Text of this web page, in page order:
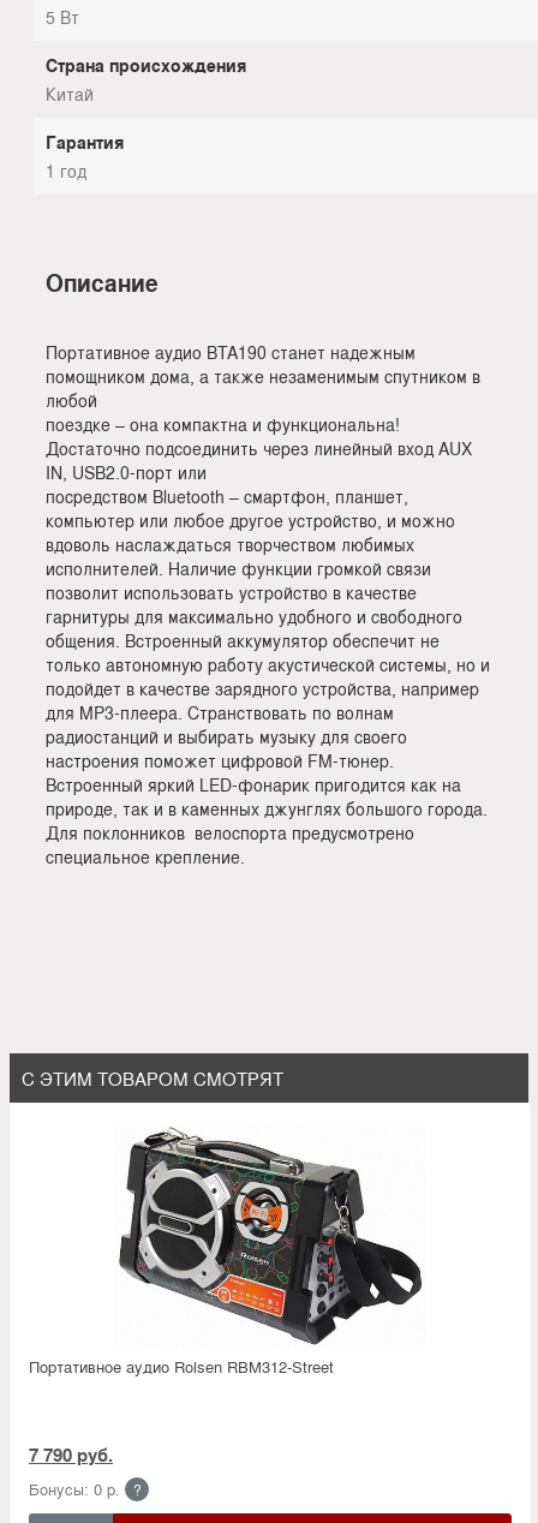
5 Вт
Страна происхождения
Китай
Гарантия
1 год
Описание
Портативное аудио BTA190 станет надежным
помощником дома, а также незаменимым спутником в
любой
поездке – она компактна и функциональна!
Достаточно подсоединить через линейный вход AUX
IN, USB2.0-порт или
посредством Bluetooth – смартфон, планшет,
компьютер или любое другое устройство, и можно
вдоволь наслаждаться творчеством любимых
исполнителей. Наличие функции громкой связи
позволит использовать устройство в качестве
гарнитуры для максимально удобного и свободного
общения. Встроенный аккумулятор обеспечит не
только автономную работу акустической системы, но и
подойдет в качестве зарядного устройства, например
для MP3-плеера. Странствовать по волнам
радиостанций и выбирать музыку для своего
настроения поможет цифровой FM-тюнер.
Встроенный яркий LED-фонарик пригодится как на
природе, так и в каменных джунглях большого города.
Для поклонников велоспорта предусмотрено
специальное крепление.
С ЭТИМ ТОВАРОМ СМОТРЯТ
Портативное аудио Rolsen RBM312-Street
7 790 руб.
Бонусы: 0 р. ?